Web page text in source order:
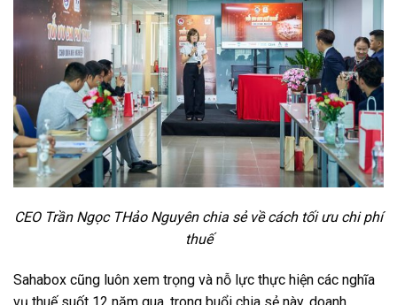
CEO Trần Ngọc THảo Nguyên chia sẻ về cách tối ưu chi phí
thuế
Sahabox cũng luôn xem trọng và nỗ lực thực hiện các nghĩa
vụ thuế suốt 12 năm qua, trong buổi chia sẻ này, doanh